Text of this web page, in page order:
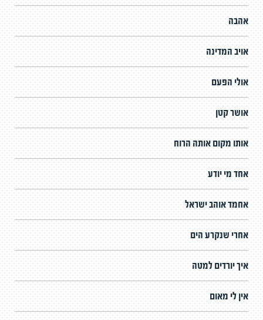
אהבה
אויב המדינה
אולי הפעם
אושר קטן
אותו מקום אותה הרוח
אחד מי יודע
אחמד אוהב ישראל
אחרי שנקרע הים
איך יורדים למטה
אין לי מאום